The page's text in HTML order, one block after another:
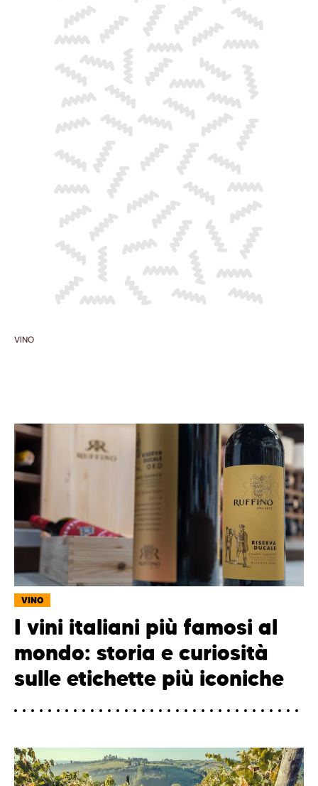
VINO
VINO
I vini italiani più famosi al
mondo: storia e curiosità
sulle etichette più iconiche